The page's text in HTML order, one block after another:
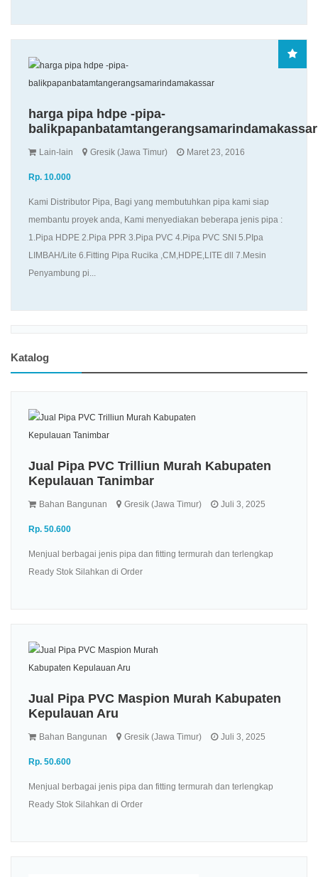
harga pipa hdpe -pipa-
balikpapanbatamtangerangsamarindamakassar
Lain-lain Gresik (Jawa Timur) Maret 23, 2016
Rp. 10.000
Kami Distributor Pipa, Bagi yang membutuhkan pipa kami siap
membantu proyek anda, Kami menyediakan beberapa jenis pipa :
1.Pipa HDPE 2.Pipa PPR 3.Pipa PVC 4.Pipa PVC SNI 5.PIpa
LIMBAH/Lite 6.Fitting Pipa Rucika ,CM,HDPE,LITE dll 7.Mesin
Penyambung pi...
Katalog
Jual Pipa PVC Trilliun Murah Kabupaten
Kepulauan Tanimbar
Bahan Bangunan Gresik (Jawa Timur) Juli 3, 2025
Rp. 50.600
Menjual berbagai jenis pipa dan fitting termurah dan terlengkap
Ready Stok Silahkan di Order
Jual Pipa PVC Maspion Murah Kabupaten
Kepulauan Aru
Bahan Bangunan Gresik (Jawa Timur) Juli 3, 2025
Rp. 50.600
Menjual berbagai jenis pipa dan fitting termurah dan terlengkap
Ready Stok Silahkan di Order